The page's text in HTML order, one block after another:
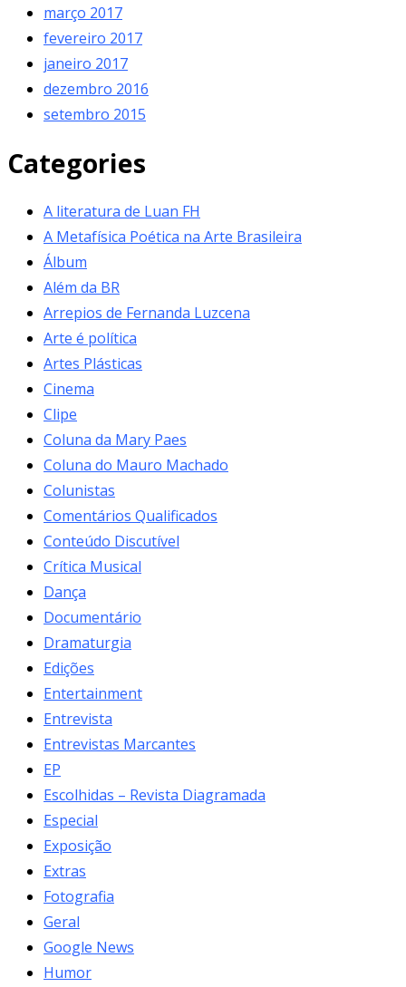
março 2017
fevereiro 2017
janeiro 2017
dezembro 2016
setembro 2015
Categories
A literatura de Luan FH
A Metafísica Poética na Arte Brasileira
Álbum
Além da BR
Arrepios de Fernanda Luzcena
Arte é política
Artes Plásticas
Cinema
Clipe
Coluna da Mary Paes
Coluna do Mauro Machado
Colunistas
Comentários Qualificados
Conteúdo Discutível
Crítica Musical
Dança
Documentário
Dramaturgia
Edições
Entertainment
Entrevista
Entrevistas Marcantes
EP
Escolhidas – Revista Diagramada
Especial
Exposição
Extras
Fotografia
Geral
Google News
Humor